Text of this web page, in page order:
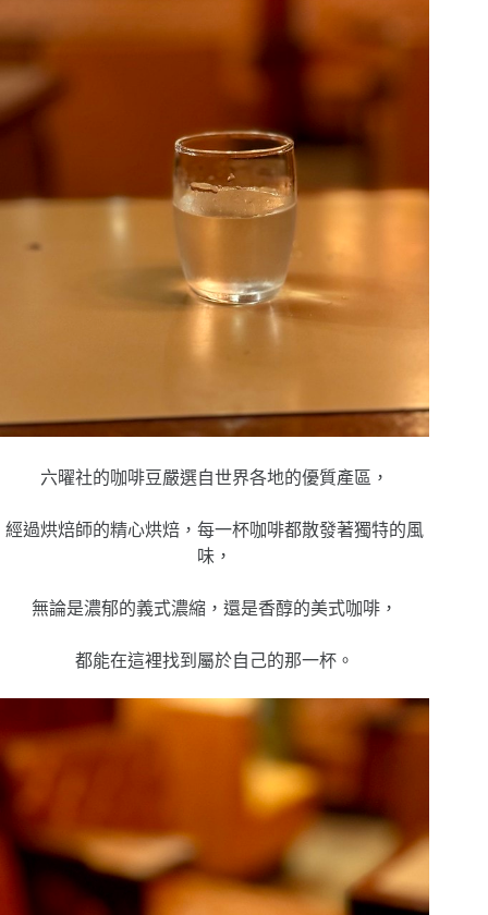
六曜社的咖啡豆嚴選自世界各地的優質產區，
經過烘焙師的精心烘焙，每一杯咖啡都散發著獨特的風
味，
無論是濃郁的義式濃縮，還是香醇的美式咖啡，
都能在這裡找到屬於自己的那一杯。